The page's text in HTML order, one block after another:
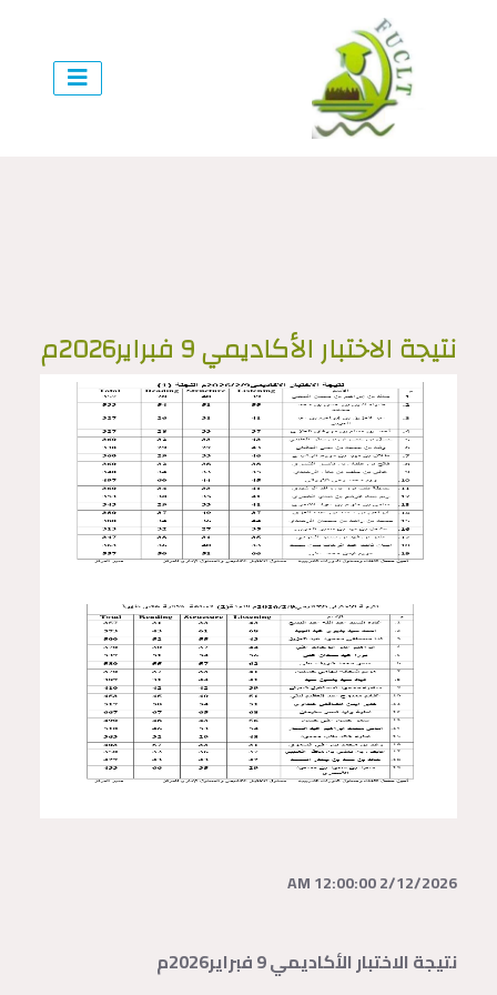
نتيجة الاختبار الأكاديمي 9 فبراير2026م
2/12/2026 12:00:00 AM
نتيجة الاختبار الأكاديمي 9 فبراير2026م